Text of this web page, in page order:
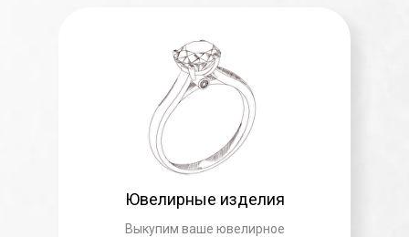
Ювелирные изделия
Выкупим ваше ювелирное